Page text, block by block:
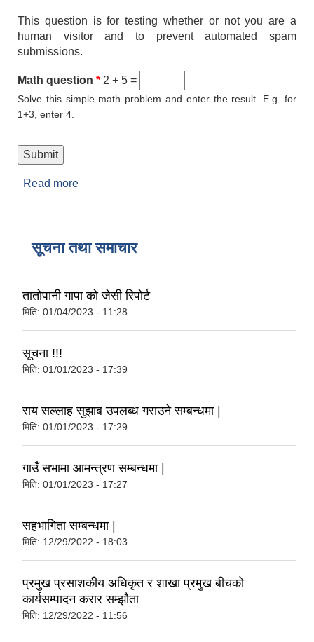
This question is for testing whether or not you are a
human visitor and to prevent automated spam
submissions.
Math question * 2 + 5 =
Solve this simple math problem and enter the result. E.g. for
1+3, enter 4.
Read more
सूचना तथा समाचार
तातोपानी गापा को जेसी रिपोर्ट
मिति: 01/04/2023 - 11:28
सूचना !!!
मिति: 01/01/2023 - 17:39
राय सल्लाह सुझाब उपलब्ध गराउने सम्बन्धमा |
मिति: 01/01/2023 - 17:29
गाउँ सभामा आमन्त्रण सम्बन्धमा |
मिति: 01/01/2023 - 17:27
सहभागिता सम्बन्धमा |
मिति: 12/29/2022 - 18:03
प्रमुख प्रसाशकीय अधिकृत र शाखा प्रमुख बीचको
कार्यसम्पादन करार सम्झौता
मिति: 12/29/2022 - 11:56